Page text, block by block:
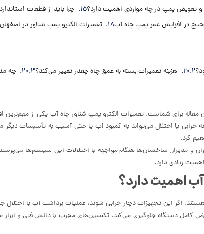
و تعویض پمپ در چه مواردی اهمیت دارد؟
چرا باید از قطعات
در افزایش عمر پمپ چاه آب
تعمیرات الکترو پمپ شناور در
هزینه تعمیرات بسته به عمق چاه چقدر تغییر می‌کند؟
چه
مقاله برای شماست. تعمیرات الکترو پمپ شناور چاه آب یکی از
یا اختلال می‌تواند به کمبود آب یا حتی آسیب به تأسیسات دیگر
کرد.
و مدیران ساختمان‌ها هنگام مواجهه با اختلالات این سیستم‌ها
زیادی دارد.
اهمیت دارد؟
اگر این تجهیزات دچار خرابی شوند، عملیات برداشت آب با
کامل دستگاه جلوگیری می‌کند. تکنسین‌های مجرب با دانش فنی و ابزار